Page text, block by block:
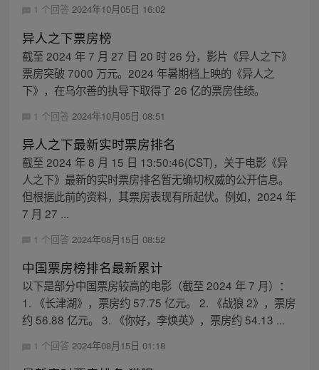
1 个回答 2024年10月05日 16:02
异人之下票房榜
截至 2024 年 7 月 27 日 20 时 26 分，影片《异人之下》
票房突破 7000 万元。2024 年暑期档上映的《异人之
下》，在乌尔善的执导下取得了 26 亿的票房佳绩。
1 个回答 2024年10月05日 08:51
异人之下最新实时票房排名
截至 2024 年 8 月 15 日 13:50:46(CST)，关于电影《异
人之下》最新的实时票房排名暂无确切权威的公开信息。
但根据此前的资料，其票房表现有所起伏。例如，2024 年
7 月 27 ...
1 个回答 2024年08月15日 08:52
中国票房榜排名最新累计
以下是部分中国票房较高的电影（截至 2024 年 7 月）：
1. 《长津湖》，票房约 57.75 亿元。 2. 《战狼 2》，票房
约 56.88 亿元。 3. 《你好，李焕英》，票房约 54.13 ...
1 个回答 2024年08月15日 01:18